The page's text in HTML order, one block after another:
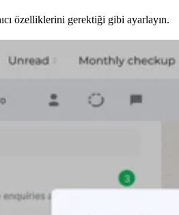
özelliklerini gerektiği gibi ayarlayın.